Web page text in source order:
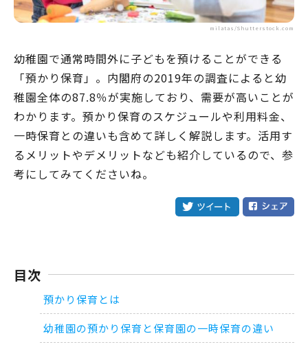
milatas/Shutterstock.com
幼稚園で通常時間外に子どもを預けることができる
「預かり保育」。内閣府の2019年の調査によると幼
稚園全体の87.8％が実施しており、需要が高いことが
わかります。預かり保育のスケジュールや利用料金、
一時保育との違いも含めて詳しく解説します。活用す
るメリットやデメリットなども紹介しているので、参
考にしてみてくださいね。
目次
預かり保育とは
幼稚園の預かり保育と保育園の一時保育の違い